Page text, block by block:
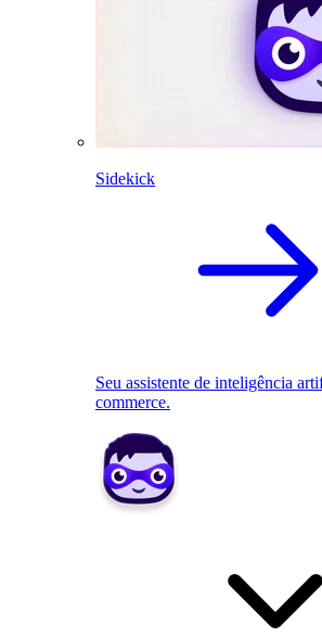
Sidekick
Seu assistente de inteligência
commerce.